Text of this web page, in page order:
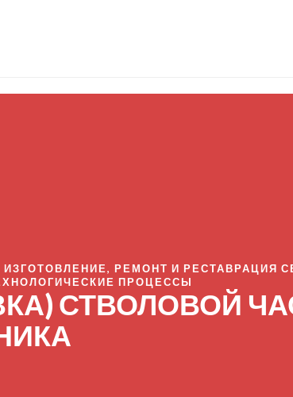
ИЗГОТОВЛЕНИЕ, РЕМОНТ И РЕСТАВРАЦИЯ
ПРОЦЕССЫ
СТВОЛОВОЙ